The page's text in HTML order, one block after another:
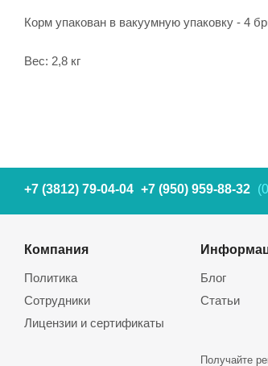
Корм упакован в вакуумную упаковку - 4
Вес: 2,8 кг
+7 (3812) 79-04-04 +7 (950) 959-88-32
Компания
Политика
Сотрудники
Лицензии и сертификаты
Блог
Статьи
Получайте